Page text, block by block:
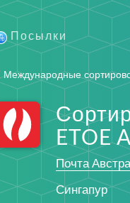
Посылки
Международные
ETOE
Почта
Сингапур